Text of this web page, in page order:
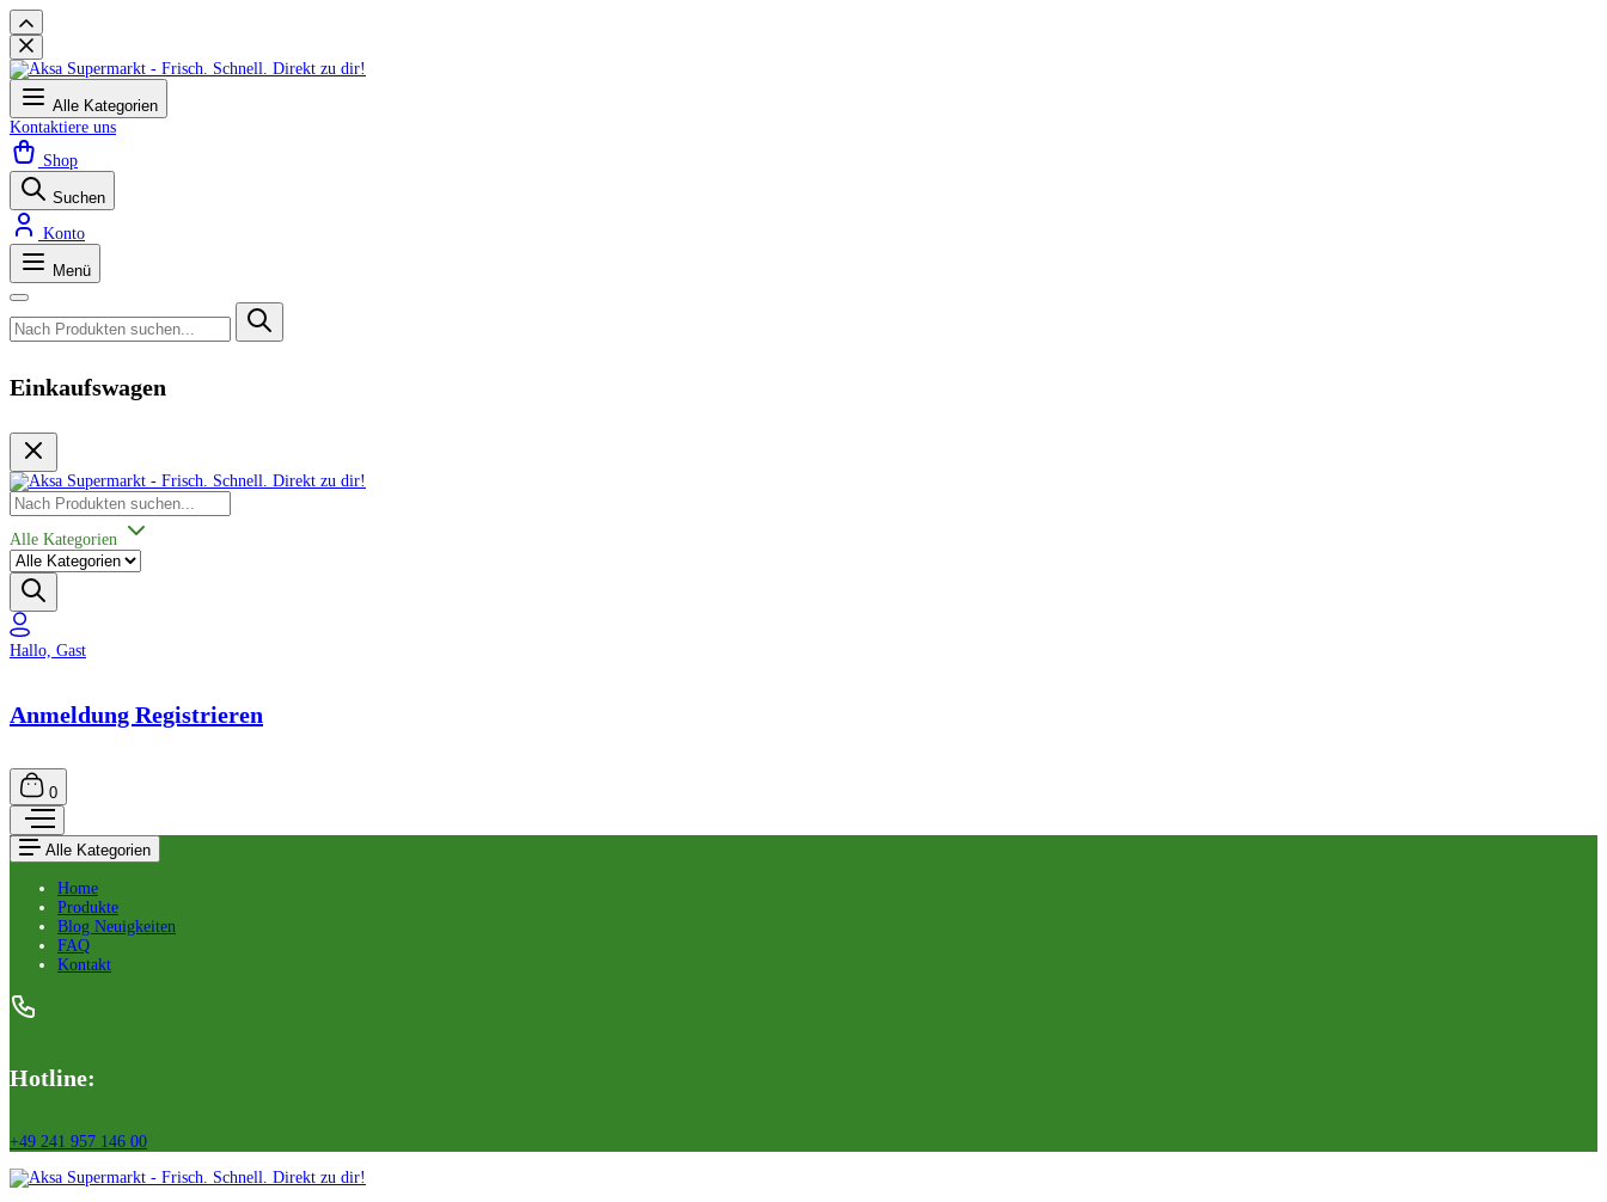
Alle Kategorien
Kontaktiere uns
Shop
Suchen
Konto
Menü
Einkaufswagen
Alle Kategorien
Hallo, Gast
Anmeldung Registrieren
0
Alle Kategorien
Home
Produkte
Blog Neuigkeiten
FAQ
Kontakt
Hotline:
+49 241 957 146 00